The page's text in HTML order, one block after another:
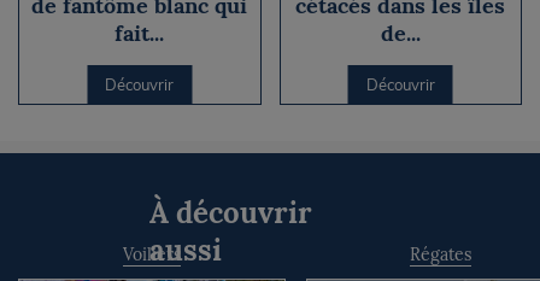
de fantôme blanc qui
fait...
Découvrir
cétacés dans les îles
de...
Découvrir
À découvrir
aussi
Voiliers Régates